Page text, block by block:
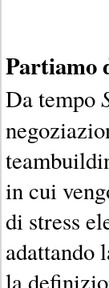
Partiamo
Da tempo
in cui
di stress
adattando
la